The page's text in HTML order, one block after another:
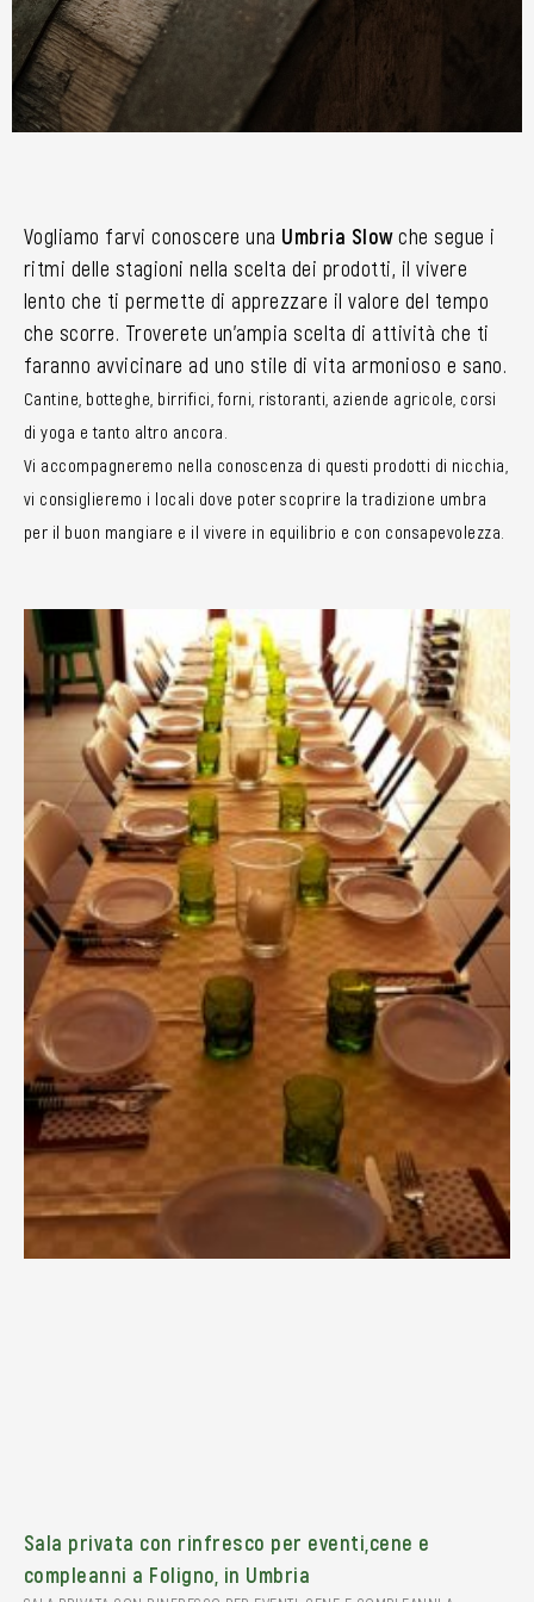
Vogliamo farvi conoscere una Umbria Slowche segue i
ritmi delle stagioni nella scelta dei prodotti, il vivere
lento che ti permette di apprezzare il valore del tempo
che scorre. Troverete un’ampia scelta di attività che ti
faranno avvicinare ad uno stile di vita armonioso e sano.
Cantine, botteghe, birrifici, forni, ristoranti, aziende agricole, corsi
di yoga e tanto altro ancora.
Vi accompagneremo nella conoscenza di questi prodotti di nicchia,
vi consiglieremo i locali dove poter scoprire la tradizione umbra
per il buon mangiare e il vivere in equilibrio e con consapevolezza.
Sala privata con rinfresco per eventi,cene e
compleanni a Foligno, in Umbria